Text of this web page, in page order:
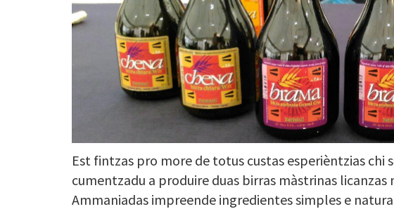
Est fintzas pro more de totus custas esperièntzias chi
cumentzadu a produire duas birras màstrinas licanzas
Ammaniadas impreende ingredientes simples e